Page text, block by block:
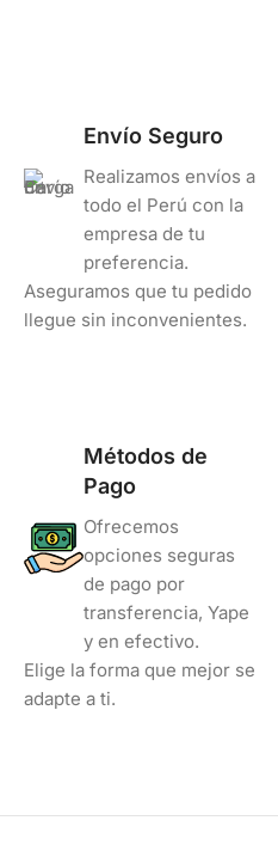
Envío Seguro
Realizamos envíos a
todo el Perú con la
empresa de tu
preferencia.
Aseguramos que tu pedido
llegue sin inconvenientes.
Métodos de
Pago
Ofrecemos
opciones seguras
de pago por
transferencia, Yape
y en efectivo.
Elige la forma que mejor se
adapte a ti.